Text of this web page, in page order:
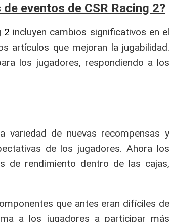
eventos de CSR Racing 2?
2 incluyen cambios significativos en el
artículos que mejoran la jugabilidad.
los jugadores, respondiendo a los
variedad de nuevas recompensas y
de los jugadores. Ahora los
de rendimiento dentro de las cajas,
que antes eran difíciles de
a los jugadores a participar más